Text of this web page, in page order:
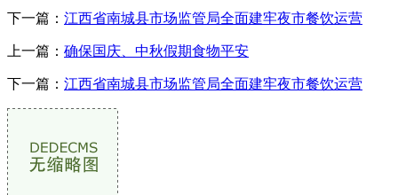
下一篇： 江西省南城县市场监管局全面建牢夜市餐饮运营
上一篇： 确保国庆、中秋假期食物平安
下一篇： 江西省南城县市场监管局全面建牢夜市餐饮运营